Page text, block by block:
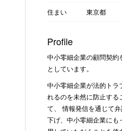
住まい 東京都
Profile
中小零細企業の顧問契約
としています。
中小零細企業が法的トラ
れるのを未然に防止する
て、 情報発信を通じて
下げ、中小零細企業にも